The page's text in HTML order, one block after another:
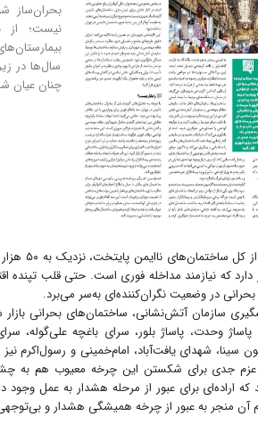
بحران‌ساز
نیست؛ از
سال‌ها در
چنان عیان
قرار دارد که نیازمند مداخله فوری است. حتی قلب
سازمان آتش‌نشانی، ساختمان‌های بحرانی
پاساژ وحدت، پاساژ بلور، سرای باغچه علی‌گوله،
شهدای یافت‌آباد، امام‌خمینی و رسول‌اکرم
از عزم جدی برای شکستن این چرخه معیوب هم به
اراده‌ای برای عبور از مرحله هشدار به عمل وجود
آن منجر به عبور از چرخه همیشگی هشدار و